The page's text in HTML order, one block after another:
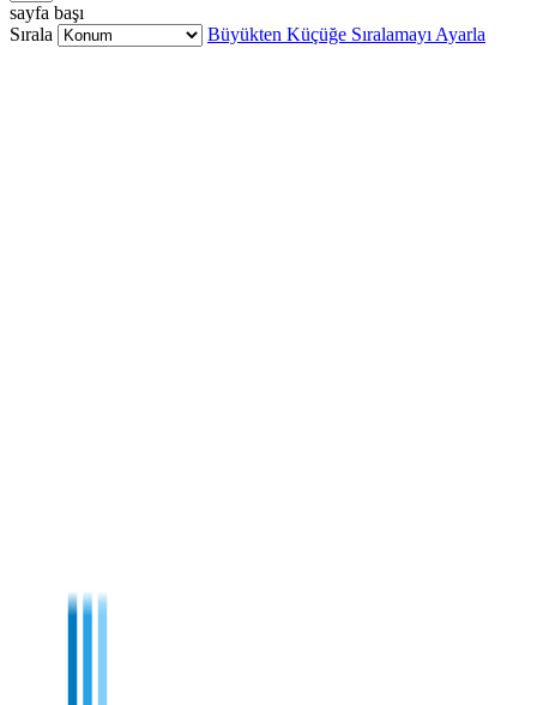
sayfa başı
Sırala
Büyükten Küçüğe Sıralamayı Ayarla